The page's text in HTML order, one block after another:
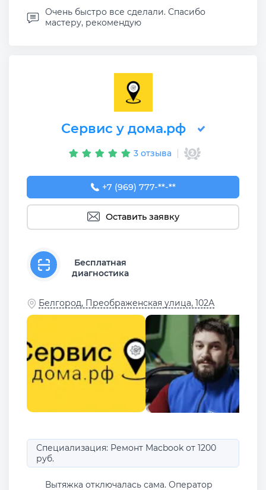
Очень быстро все сделали. Спасибо
мастеру, рекомендую
Сервис у дома.рф
3 отзыва
+7 (969) 777-50-55
+7 (969) 777-**-**
Оставить заявку
Бесплатная
диагностика
Белгород, Преображенская улица, 102А
Специализация: Ремонт Macbook от 1200
руб.
Вытяжка отключалась сама. Оператор